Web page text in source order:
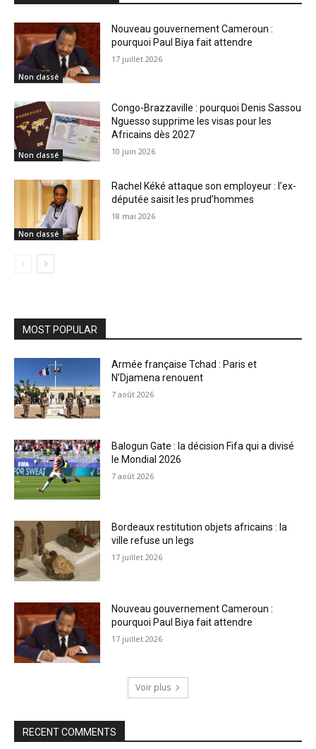
Non classé
Nouveau gouvernement Cameroun :
pourquoi Paul Biya fait attendre
17 juillet 2026
Non classé
Congo-Brazzaville : pourquoi Denis Sassou
Nguesso supprime les visas pour les
Africains dès 2027
10 juin 2026
Non classé
Rachel Kéké attaque son employeur : l’ex-
députée saisit les prud’hommes
18 mai 2026
MOST POPULAR
Armée française Tchad : Paris et
N’Djamena renouent
7 août 2026
Balogun Gate : la décision Fifa qui a divisé
le Mondial 2026
7 août 2026
Bordeaux restitution objets africains : la
ville refuse un legs
17 juillet 2026
Nouveau gouvernement Cameroun :
pourquoi Paul Biya fait attendre
17 juillet 2026
Voir plus
RECENT COMMENTS